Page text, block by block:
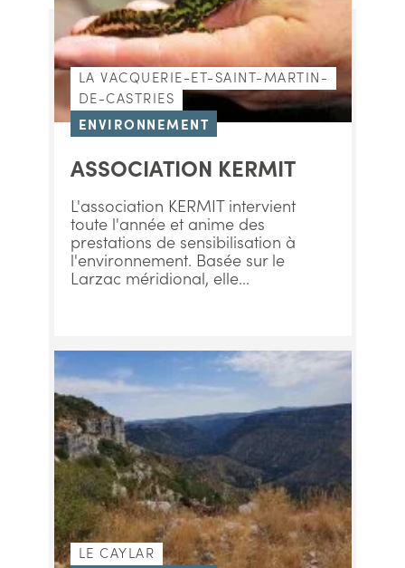
LA VACQUERIE-ET-SAINT-MARTIN-
DE-CASTRIES
ENVIRONNEMENT
ASSOCIATION KERMIT
L'association KERMIT intervient
toute l'année et anime des
prestations de sensibilisation à
l'environnement. Basée sur le
Larzac méridional, elle...
LE CAYLAR